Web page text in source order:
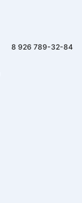
8 926 789-32-84